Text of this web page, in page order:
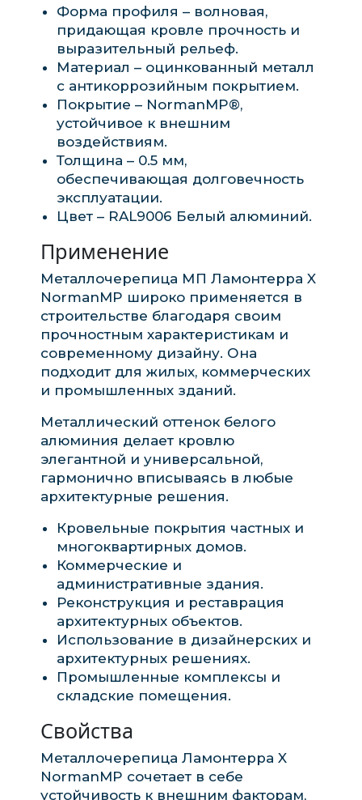
Форма профиля – волновая,
придающая кровле прочность и
выразительный рельеф.
Материал – оцинкованный металл
с антикоррозийным покрытием.
Покрытие – NormanMP®,
устойчивое к внешним
воздействиям.
Толщина – 0.5 мм,
обеспечивающая долговечность
эксплуатации.
Цвет – RAL9006 Белый алюминий.
Применение
Металлочерепица МП Ламонтерра X
NormanMP широко применяется в
строительстве благодаря своим
прочностным характеристикам и
современному дизайну. Она
подходит для жилых, коммерческих
и промышленных зданий.
Металлический оттенок белого
алюминия делает кровлю
элегантной и универсальной,
гармонично вписываясь в любые
архитектурные решения.
Кровельные покрытия частных и
многоквартирных домов.
Коммерческие и
административные здания.
Реконструкция и реставрация
архитектурных объектов.
Использование в дизайнерских и
архитектурных решениях.
Промышленные комплексы и
складские помещения.
Свойства
Металлочерепица Ламонтерра X
NormanMP сочетает в себе
устойчивость к внешним факторам,